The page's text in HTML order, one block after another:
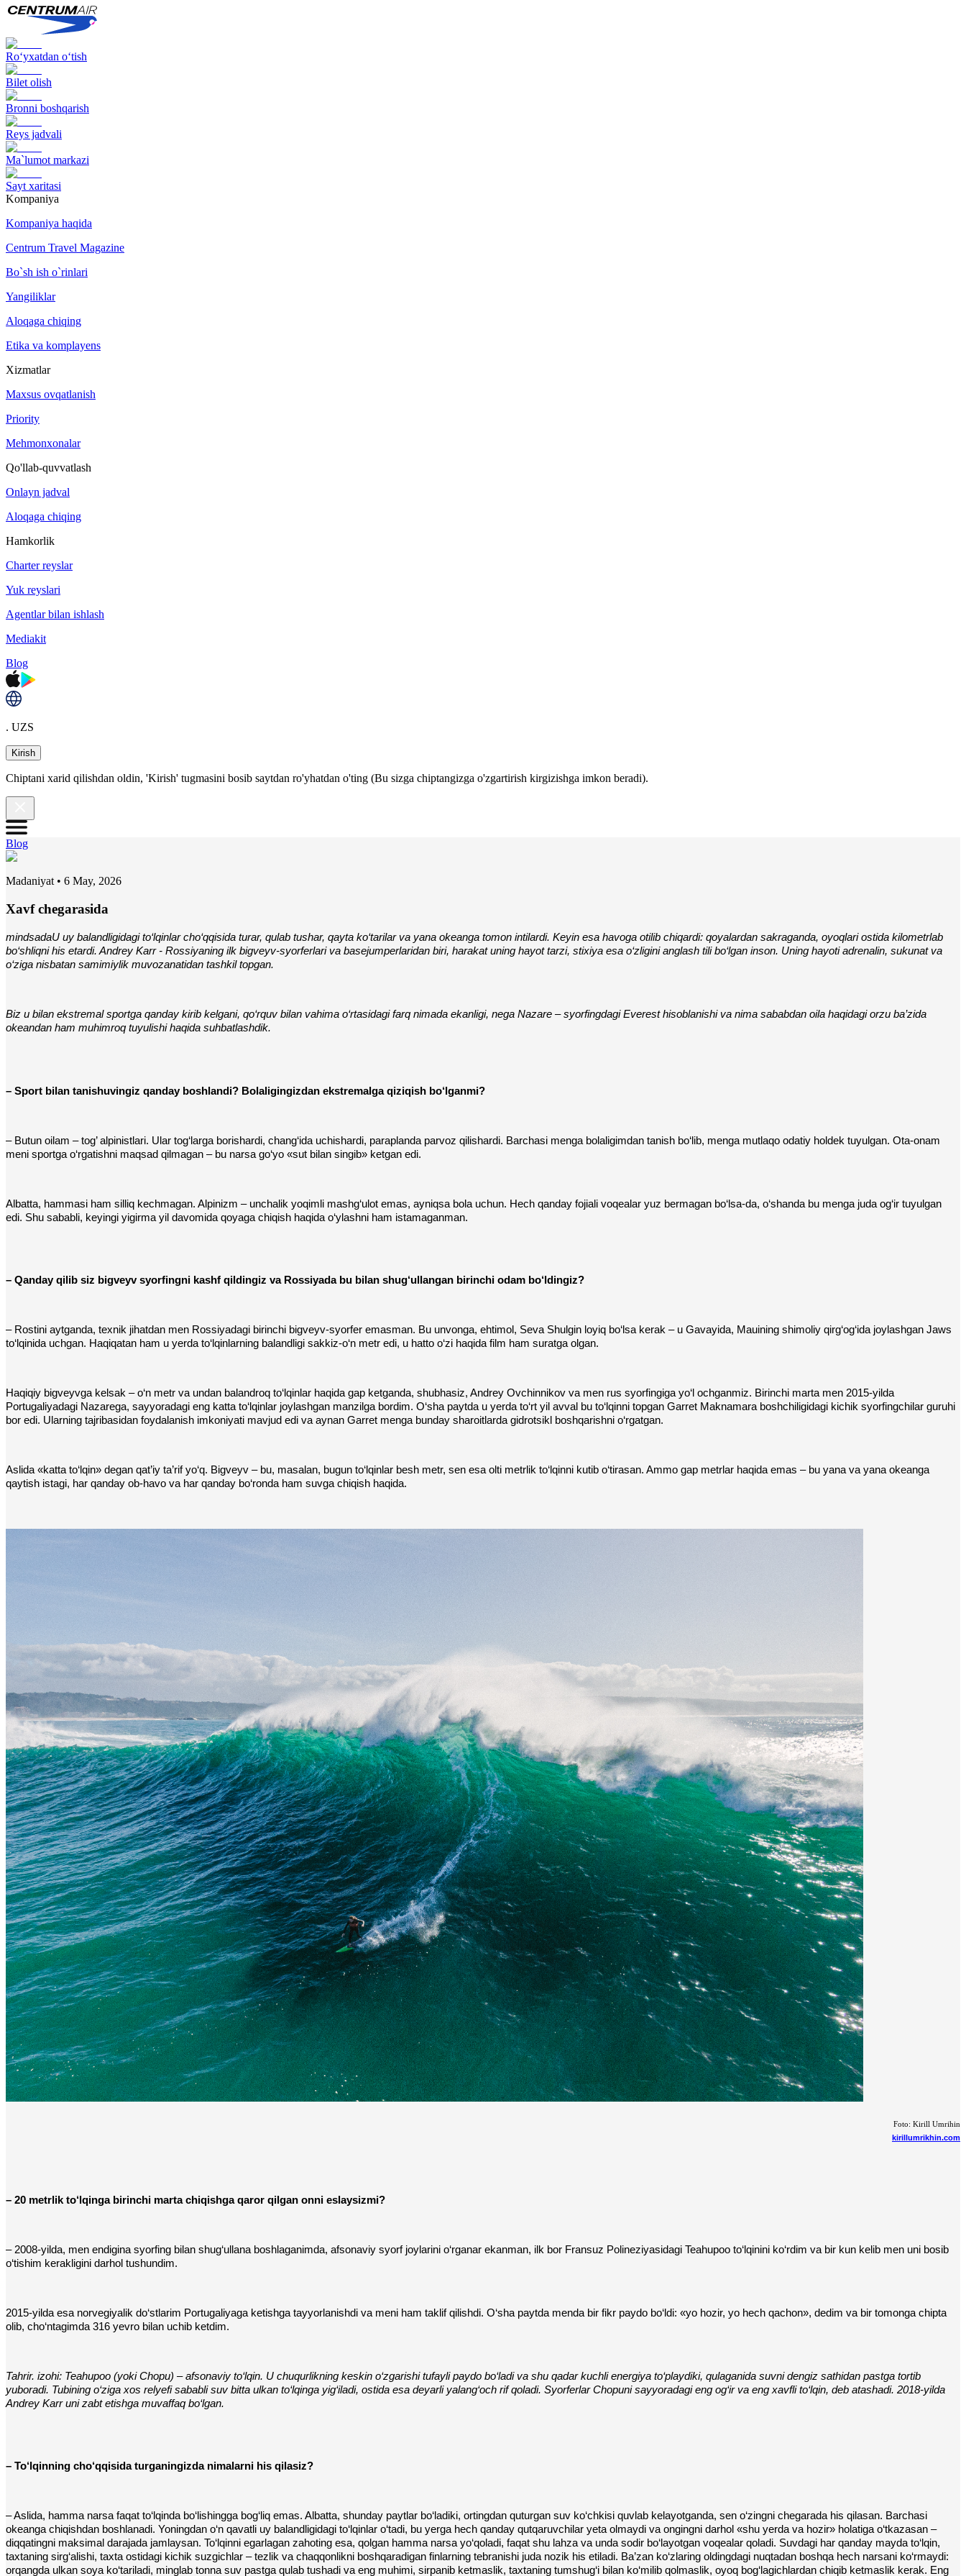
Ro‘yxatdan o‘tish
Bilet olish
Bronni boshqarish
Reys jadvali
Ma`lumot markazi
Sayt xaritasi
Kompaniya
Kompaniya haqida
Centrum Travel Magazine
Bo`sh ish o`rinlari
Yangiliklar
Aloqaga chiqing
Etika va komplayens
Xizmatlar
Maxsus ovqatlanish
Priority
Mehmonxonalar
Qo'llab-quvvatlash
Onlayn jadval
Aloqaga chiqing
Hamkorlik
Charter reyslar
Yuk reyslari
Agentlar bilan ishlash
Mediakit
Blog
. UZS
Kirish
Chiptani xarid qilishdan oldin, 'Kirish' tugmasini bosib saytdan ro'yhatdan o'ting (Bu sizga chiptangizga o'zgartirish kirgizishga imkon beradi).
Blog
Madaniyat • 6 May, 2026
Xavf chegarasida
mindsadaU uy balandligidagi to‘lqinlar cho‘qqisida turar, qulab tushar, qayta ko‘tarilar va yana okeanga tomon intilardi. Keyin esa havoga otilib chiqardi: qoyalardan sakraganda, oyoqlari ostida kilometrlab
bo‘shliqni his etardi. Andrey Karr - Rossiyaning ilk bigveyv-syorferlari va basejumperlaridan biri, harakat uning hayot tarzi, stixiya esa o‘zligini anglash tili bo‘lgan inson. Uning hayoti adrenalin, sukunat va
o‘ziga nisbatan samimiylik muvozanatidan tashkil topgan.
Biz u bilan ekstremal sportga qanday kirib kelgani, qo‘rquv bilan vahima o‘rtasidagi farq nimada ekanligi, nega Nazare – syorfingdagi Everest hisoblanishi va nima sababdan oila haqidagi orzu ba’zida
okeandan ham muhimroq tuyulishi haqida suhbatlashdik.
– Sport bilan tanishuvingiz qanday boshlandi? Bolaligingizdan ekstremalga qiziqish bo‘lganmi?
– Butun oilam – tog’ alpinistlari. Ular tog‘larga borishardi, chang‘ida uchishardi, paraplanda parvoz qilishardi. Barchasi menga bolaligimdan tanish bo‘lib, menga mutlaqo odatiy holdek tuyulgan. Ota-onam
meni sportga o‘rgatishni maqsad qilmagan – bu narsa go‘yo «sut bilan singib» ketgan edi.
Albatta, hammasi ham silliq kechmagan. Alpinizm – unchalik yoqimli mashg‘ulot emas, ayniqsa bola uchun. Hech qanday fojiali voqealar yuz bermagan bo‘lsa-da, o‘shanda bu menga juda og‘ir tuyulgan
edi. Shu sababli, keyingi yigirma yil davomida qoyaga chiqish haqida o‘ylashni ham istamaganman.
– Qanday qilib siz bigveyv syorfingni kashf qildingiz va Rossiyada bu bilan shug‘ullangan birinchi odam bo‘ldingiz?
– Rostini aytganda, texnik jihatdan men Rossiyadagi birinchi bigveyv-syorfer emasman. Bu unvonga, ehtimol, Seva Shulgin loyiq bo‘lsa kerak – u Gavayida, Mauining shimoliy qirg‘og‘ida joylashgan Jaws
to‘lqinida uchgan. Haqiqatan ham u yerda to‘lqinlarning balandligi sakkiz-o‘n metr edi, u hatto o‘zi haqida film ham suratga olgan.
Haqiqiy bigveyvga kelsak – o‘n metr va undan balandroq to‘lqinlar haqida gap ketganda, shubhasiz, Andrey Ovchinnikov va men rus syorfingiga yo‘l ochganmiz. Birinchi marta men 2015-yilda
Portugaliyadagi Nazarega, sayyoradagi eng katta to‘lqinlar joylashgan manzilga bordim. O‘sha paytda u yerda to‘rt yil avval bu to‘lqinni topgan Garret Maknamara boshchiligidagi kichik syorfingchilar guruhi
bor edi. Ularning tajribasidan foydalanish imkoniyati mavjud edi va aynan Garret menga bunday sharoitlarda gidrotsikl boshqarishni o‘rgatgan.
Aslida «katta to‘lqin» degan qat’iy ta’rif yo‘q. Bigveyv – bu, masalan, bugun to‘lqinlar besh metr, sen esa olti metrlik to‘lqinni kutib o‘tirasan. Ammo gap metrlar haqida emas – bu yana va yana okeanga
qaytish istagi, har qanday ob-havo va har qanday bo‘ronda ham suvga chiqish haqida.
Foto: Kirill Umrihin
kirillumrikhin.com
– 20 metrlik to‘lqinga birinchi marta chiqishga qaror qilgan onni eslaysizmi?
– 2008-yilda, men endigina syorfing bilan shug‘ullana boshlaganimda, afsonaviy syorf joylarini o‘rganar ekanman, ilk bor Fransuz Polineziyasidagi Teahupoo to‘lqinini ko‘rdim va bir kun kelib men uni bosib
o‘tishim kerakligini darhol tushundim.
2015-yilda esa norvegiyalik do‘stlarim Portugaliyaga ketishga tayyorlanishdi va meni ham taklif qilishdi. O‘sha paytda menda bir fikr paydo bo‘ldi: «yo hozir, yo hech qachon», dedim va bir tomonga chipta
olib, cho‘ntagimda 316 yevro bilan uchib ketdim.
Tahrir. izohi: Teahupoo (yoki Chopu) – afsonaviy to‘lqin. U chuqurlikning keskin o‘zgarishi tufayli paydo bo‘ladi va shu qadar kuchli energiya to‘playdiki, qulaganida suvni dengiz sathidan pastga tortib
yuboradi. Tubining o‘ziga xos relyefi sababli suv bitta ulkan to‘lqinga yig‘iladi, ostida esa deyarli yalang‘och rif qoladi. Syorferlar Chopuni sayyoradagi eng og‘ir va eng xavfli to‘lqin, deb atashadi. 2018-yilda
Andrey Karr uni zabt etishga muvaffaq bo‘lgan.
– To‘lqinning cho‘qqisida turganingizda nimalarni his qilasiz?
– Aslida, hamma narsa faqat to‘lqinda bo‘lishingga bog‘liq emas. Albatta, shunday paytlar bo‘ladiki, ortingdan quturgan suv ko‘chkisi quvlab kelayotganda, sen o‘zingni chegarada his qilasan. Barchasi
okeanga chiqishdan boshlanadi. Yoningdan o‘n qavatli uy balandligidagi to‘lqinlar o‘tadi, bu yerga hech qanday qutqaruvchilar yeta olmaydi va ongingni darhol «shu yerda va hozir» holatiga o‘tkazasan –
diqqatingni maksimal darajada jamlaysan. To‘lqinni egarlagan zahoting esa, qolgan hamma narsa yo‘qoladi, faqat shu lahza va unda sodir bo‘layotgan voqealar qoladi. Suvdagi har qanday mayda to‘lqin,
taxtaning sirg‘alishi, taxta ostidagi kichik suzgichlar – tezlik va chaqqonlikni boshqaradigan finlarning tebranishi juda nozik his etiladi. Ba’zan ko‘zlaring oldingdagi nuqtadan boshqa hech narsani ko‘rmaydi:
orqangda ulkan soya ko‘tariladi, minglab tonna suv pastga qulab tushadi va eng muhimi, sirpanib ketmaslik, taxtaning tumshug‘i bilan ko‘milib qolmaslik, oyoq bog‘lagichlardan chiqib ketmaslik kerak. Eng